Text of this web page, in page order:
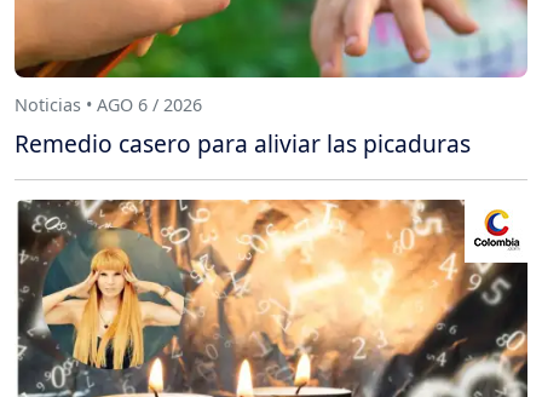
Noticias • AGO 6 / 2026
Remedio casero para aliviar las picaduras